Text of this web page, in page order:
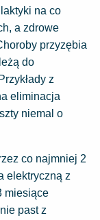
na co
a zdrowe
przyzębia
do
z
eliminacja
niemal o
co najmniej 2
elektryczną z
miesiące
past z